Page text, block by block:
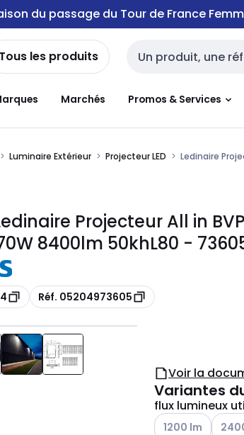
du passage du Tour de France
Tous les produits Entrée de recherche
Marchés Promos & Services
Luminaire Extérieur Projecteur LED Ledinaire
Projecteur All in
8400lm 50khL80 -
Copie
Réf. 05204973605
Voir la
Variantes
flux lumineux
Voir les options
1200 lm Voir